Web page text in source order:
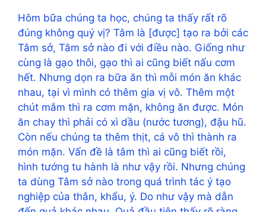
Hôm bữa chúng ta học, chúng ta thấy rất rõ
đúng không quý vị? Tâm là [được] tạo ra bởi các
Tâm sở, Tâm sở nào đi với điều nào. Giống như
cùng là gạo thôi, gạo thì ai cũng biết nấu cơm
hết. Nhưng dọn ra bữa ăn thì mỗi món ăn khác
nhau, tại vì mình có thêm gia vị vô. Thêm một
chút mắm thì ra cơm mặn, không ăn được. Món
ăn chay thì phải có xì dầu (nước tương), đậu hũ.
Còn nếu chúng ta thêm thịt, cá vô thì thành ra
món mặn. Vấn đề là tâm thì ai cũng biết rồi,
hình tướng tu hành là như vậy rồi. Nhưng chúng
ta dùng Tâm sở nào trong quá trình tác ý tạo
nghiệp của thân, khẩu, ý. Do như vậy mà dẫn